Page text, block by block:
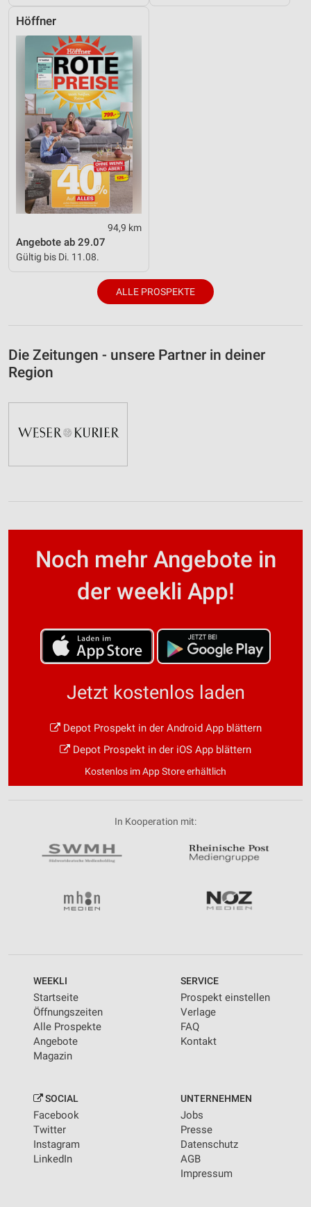
Höffner
94,9 km
Angebote ab 29.07
Gültig bis Di. 11.08.
ALLE PROSPEKTE
Die Zeitungen - unsere Partner in deiner
Region
Noch mehr Angebote in
der weekli App!
Jetzt kostenlos laden
Depot Prospekt in der Android App blättern
Depot Prospekt in der iOS App blättern
Kostenlos im App Store erhältlich
In Kooperation mit:
WEEKLI
Startseite
Öffnungszeiten
Alle Prospekte
Angebote
Magazin
SERVICE
Prospekt einstellen
Verlage
FAQ
Kontakt
SOCIAL
Facebook
Twitter
Instagram
LinkedIn
UNTERNEHMEN
Jobs
Presse
Datenschutz
AGB
Impressum